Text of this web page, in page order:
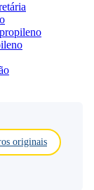
originais